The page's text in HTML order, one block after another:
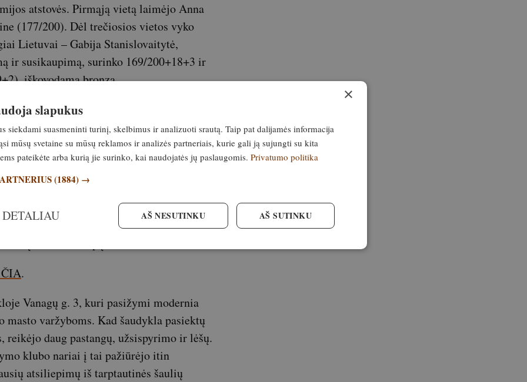
atstovės. Pirmąją vietą laimėjo Anna
(177/200). Dėl trečiosios vietos vyko
Lietuvai – Gabija Stanislovaitytė,
ir susikaupimą, surinko 169/200+18+3 ir
iškovodama bronzą.
šaulys Roope Ojansuu (197/200),
OPEN kategorijoje. Antrąją ir trečiąją
sportininkai – Nedas Šimanauskas
svarbūs mums, kaip organizacijai,
sportą. Tai aiškiai rodo, kad nuoseklus
sėkmę. Tikime, kad ateityje džiaugsimės dar
ar taurės etapų.
.
Vanagų g. 3, kuri pasižymi modernia
varžyboms. Kad šaudykla pasiektų
reikėjo daug pastangų, užsispyrimo ir lėšų.
klubo nariai į tai pažiūrėjo itin
atsiliepimų iš tarptautinės šaulių
×
slapukus
siekdami suasmeninti turinį, skelbimus ir analizuoti srautą. Taip pat dalijamės informacija
mūsų svetaine su mūsų reklamos ir analizės partneriais, kurie gali ją sujungti su kita
pateikėte arba kurią jie surinko, kai naudojatės jų paslaugomis. Privatumo politika
(1884) →
AŠ SUTINKU
AŠ NESUTINKU
DETALIAU